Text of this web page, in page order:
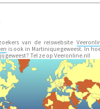
van de reiswebsite
is ook in Martinique geweest. In
geweest? Tel ze op Veeronline.nl!